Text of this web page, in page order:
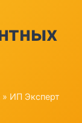
» ИП Эксперт